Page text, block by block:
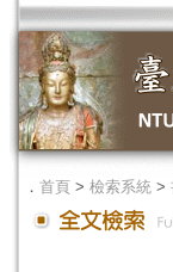
． 首頁 > 檢索系統 >